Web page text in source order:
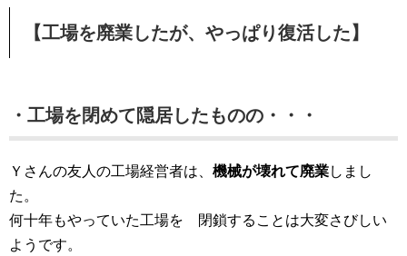
【工場を廃業したが、やっぱり復活した】
・工場を閉めて隠居したものの・・・
Ｙさんの友人の工場経営者は、 機械が壊れて廃業しまし
た。
何十年もやっていた工場を 閉鎖することは大変さびしい
ようです。